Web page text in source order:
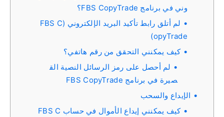
وني في برنامج FBS CopyTrade؟
لم أتلق رابط تأكيد البريد الإلكتروني (FBS C
opyTrade)
كيف يمكنني التحقق من رقم هاتفي؟
لم أحصل على رمز الرسائل النصية الق
صيرة في برنامج FBS CopyTrade
الإيداع والسحب
كيف يمكنني إيداع الأموال في حساب FBS C